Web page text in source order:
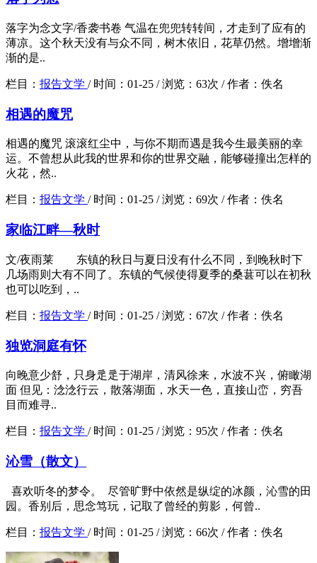
落字为念文字/香袭书卷 气温在兜兜转转间，才走到了应有的
薄凉。这个秋天没有与众不同，树木依旧，花草仍然。增增渐
渐的是..
栏目： 报告文学 / 时间： 01-25 /浏览： 63次 /作者： 佚名
相遇的魔咒
相遇的魔咒 滚滚红尘中，与你不期而遇是我今生最美丽的幸
运。不曾想从此我的世界和你的世界交融，能够碰撞出怎样的
火花，然..
栏目： 报告文学 / 时间： 01-25 /浏览： 69次 /作者： 佚名
家临江畔―秋时
文/夜雨莱 东镇的秋日与夏日没有什么不同，到晚秋时下
几场雨则大有不同了。东镇的气候使得夏季的桑葚可以在初秋
也可以吃到，..
栏目： 报告文学 / 时间： 01-25 /浏览： 67次 /作者： 佚名
独览洞庭有怀
向晚意少舒，只身辵辵于湖岸，清风徐来，水波不兴，俯瞰湖
面 但见：淰淰行云，散落湖面，水天一色，直接山峦，穷吾
目而难寻..
栏目： 报告文学 / 时间： 01-25 /浏览： 95次 /作者： 佚名
沁雪（散文）
喜欢听冬的梦令。 尽管旷野中依然是纵绽的冰颜，沁雪的田
园。香别后，思念笃玩，记取了曾经的剪影，何曾..
栏目： 报告文学 / 时间： 01-25 /浏览： 66次 /作者： 佚名